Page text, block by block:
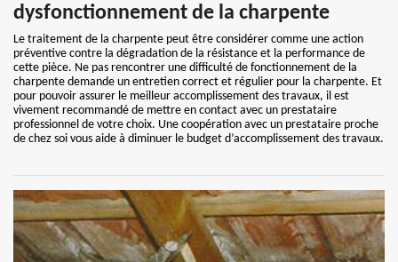
dysfonctionnement de la charpente
Le traitement de la charpente peut être considérer comme une action
préventive contre la dégradation de la résistance et la performance de
cette pièce. Ne pas rencontrer une difficulté de fonctionnement de la
charpente demande un entretien correct et régulier pour la charpente. Et
pour pouvoir assurer le meilleur accomplissement des travaux, il est
vivement recommandé de mettre en contact avec un prestataire
professionnel de votre choix. Une coopération avec un prestataire proche
de chez soi vous aide à diminuer le budget d’accomplissement des travaux.